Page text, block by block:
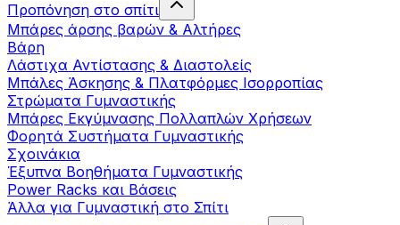
Προπόνηση στο σπίτι
Μπάρες άρσης βαρών & Αλτήρες
Βάρη
Λάστιχα Αντίστασης & Διαστολείς
Μπάλες Άσκησης & Πλατφόρμες Ισορροπίας
Στρώματα Γυμναστικής
Μπάρες Εκγύμνασης Πολλαπλών Χρήσεων
Φορητά Συστήματα Γυμναστικής
Σχοινάκια
Έξυπνα Βοηθήματα Γυμναστικής
Power Racks και Βάσεις
Άλλα για Γυμναστική στο Σπίτι